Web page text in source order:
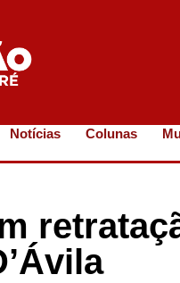
Notícias Colunas